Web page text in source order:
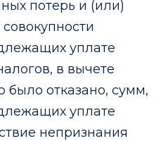
потерь и (или)
уплате
в вычете
было отказано, сумм,
уплате
непризнания